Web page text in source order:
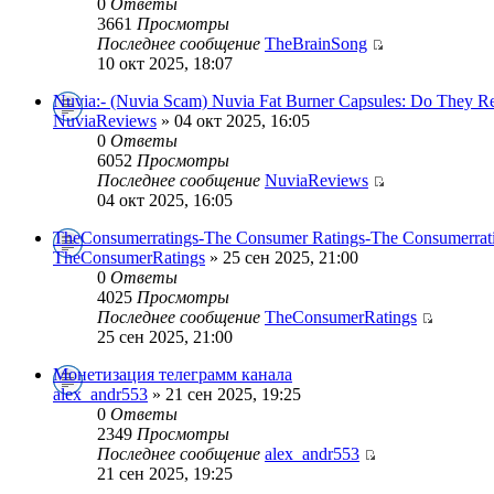
3661 Просмотры
Последнее сообщение TheBrainSong
10 окт 2025, 18:07
Nuvia:- (Nuvia Scam) Nuvia Fat Burner Capsules: Do They
NuviaReviews » 04 окт 2025, 16:05
0 Ответы
6052 Просмотры
Последнее сообщение NuviaReviews
04 окт 2025, 16:05
TheConsumerratings-The Consumer Ratings-The
TheConsumerRatings » 25 сен 2025, 21:00
0 Ответы
4025 Просмотры
Последнее сообщение TheConsumerRatings
25 сен 2025, 21:00
Монетизация телеграмм канала
alex_andr553 » 21 сен 2025, 19:25
0 Ответы
2349 Просмотры
Последнее сообщение alex_andr553
21 сен 2025, 19:25